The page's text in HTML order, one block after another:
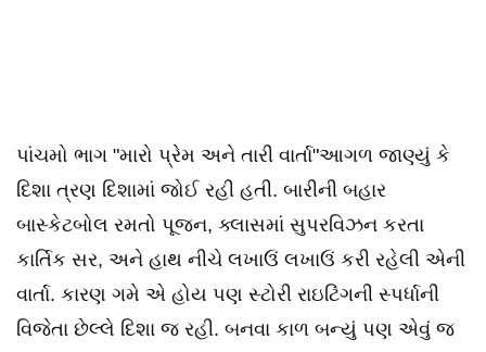
પાંચમો ભાગ "મારો પ્રેમ અને તારી વાર્તા"આગળ જાણ્યું કે
દિશા ત્રણ દિશામાં જોઈ રહી હતી. બારીની બહાર
બાસ્કેટબોલ રમતો પૂજન, ક્લાસમાં સુપરવિઝન કરતા
કાર્તિક સર, અને હાથ નીચે લખાઉં લખાઉં કરી રહેલી એની
વાર્તા. કારણ ગમે એ હોય પણ સ્ટોરી રાઇટિંગની સ્પર્ધાની
વિજેતા છેલ્લે દિશા જ રહી. બનવા કાળ બન્યું પણ એવું જ